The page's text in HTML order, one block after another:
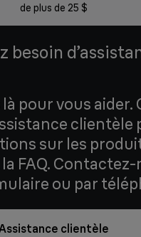
de plus de 25 $
besoin
pour vous aider.
clientèle
sur les
FAQ. Contactez-
ou par
clientèle